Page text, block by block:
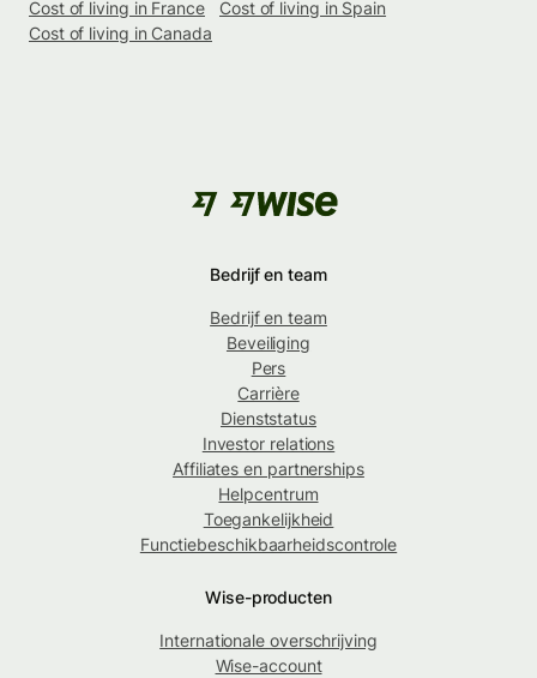
Cost of living in France
Cost of living in Spain
Cost of living in Canada
Bedrijf en team
Bedrijf en team
Beveiliging
Pers
Carrière
Dienststatus
Investor relations
Affiliates en partnerships
Helpcentrum
Toegankelijkheid
Functiebeschikbaarheidscontrole
Wise-producten
Internationale overschrijving
Wise-account